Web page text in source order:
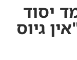
יסוד
גיוס